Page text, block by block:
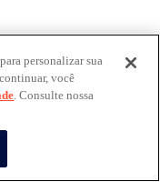
personalizar sua
você
. Consulte nossa